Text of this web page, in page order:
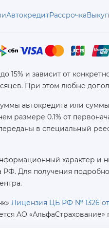
АвтокредитРассрочкаВыкуп
до 15% и зависит от
При этом любые
автокредита или
размере 0.1% от
в специальный
характер и
РФ. Для получения
Лицензия ЦБ РФ № 1326 от
AO «АльфаСтрахование»